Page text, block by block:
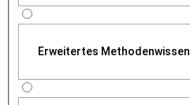
Erweitertes Methodenwissen